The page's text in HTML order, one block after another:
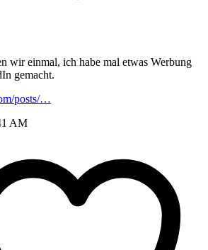
wir einmal, ich habe mal etwas Werbung
gemacht.
posts/…
AM